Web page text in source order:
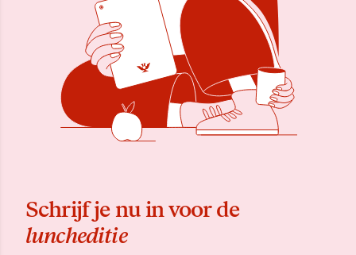
Schrijf je nu in voor de
luncheditie